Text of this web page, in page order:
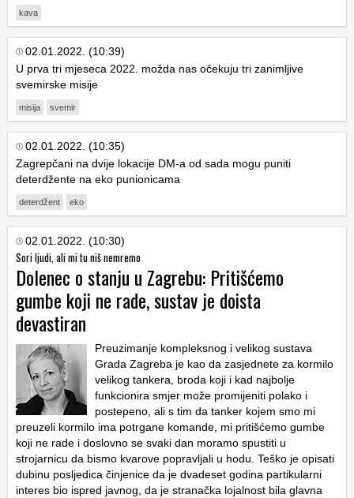
kava
02.01.2022. (10:39)
U prva tri mjeseca 2022. možda nas očekuju tri zanimljive
svemirske misije
misija svemir
02.01.2022. (10:35)
Zagrepčani na dvije lokacije DM-a od sada mogu puniti
deterdžente na eko punionicama
deterdžent eko
02.01.2022. (10:30)
Sori ljudi, ali mi tu niš nemremo
Dolenec o stanju u Zagrebu: Pritišćemo
gumbe koji ne rade, sustav je doista
devastiran
Preuzimanje kompleksnog i velikog sustava
Grada Zagreba je kao da zasjednete za kormilo
velikog tankera, broda koji i kad najbolje
funkcionira smjer može promijeniti polako i
postepeno, ali s tim da tanker kojem smo mi
preuzeli kormilo ima potrgane komande, mi pritišćemo gumbe
koji ne rade i doslovno se svaki dan moramo spustiti u
strojarnicu da bismo kvarove popravljali u hodu. Teško je opisati
dubinu posljedica činjenice da je dvadeset godina partikularni
interes bio ispred javnog, da je stranačka lojalnost bila glavna